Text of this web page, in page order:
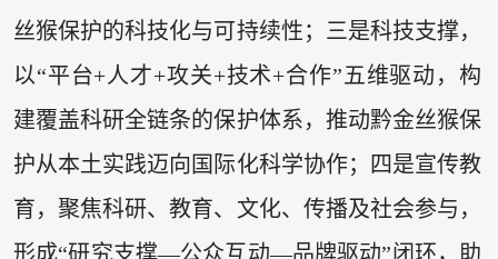
丝猴保护的科技化与可持续性；三是科技支撑，
以“平台+人才+攻关+技术+合作”五维驱动，构
建覆盖科研全链条的保护体系，推动黔金丝猴保
护从本土实践迈向国际化科学协作；四是宣传教
育，聚焦科研、教育、文化、传播及社会参与，
形成“研究支撑—公众互动—品牌驱动”闭环，助